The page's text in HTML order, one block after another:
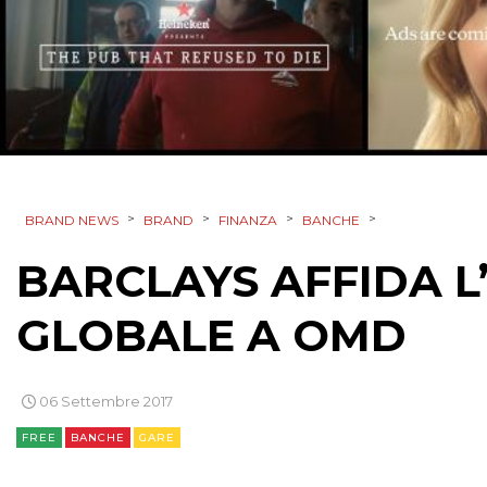
BRAND NEWS > BRAND > FINANZA > BANCHE >
BARCLAYS AFFIDA
GLOBALE A OMD
06 Settembre 2017
FREE BANCHE GARE